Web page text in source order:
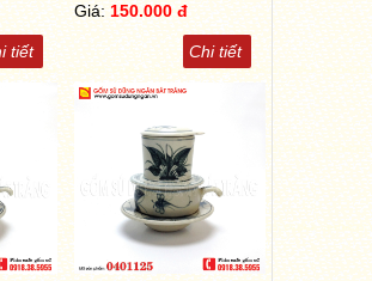
tiết
Giá: 150.000 đ
Chi tiết